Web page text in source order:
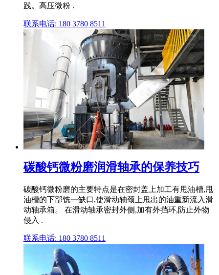
践。高压微粉 .
联系电话: 180 3780 8511
碳酸钙微粉磨润滑轴承的保养技巧
碳酸钙微粉磨的主要特点是在密封盖上加工有甩油槽,甩
油槽的下部铣一缺口,使滑动轴颈上甩出的油重新流入滑
动轴承箱。 在滑动轴承密封外侧,加有外挡环,防止外物
侵入 .
联系电话: 180 3780 8511